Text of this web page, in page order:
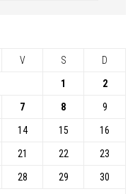
V S D
1 2
7 8 9
14 15 16
21 22 23
28 29 30